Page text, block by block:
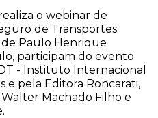
o webinar de
de Transportes:
de Paulo Henrique
participam do evento
- Instituto Internacional
e pela Editora Roncarati,
Machado Filho e